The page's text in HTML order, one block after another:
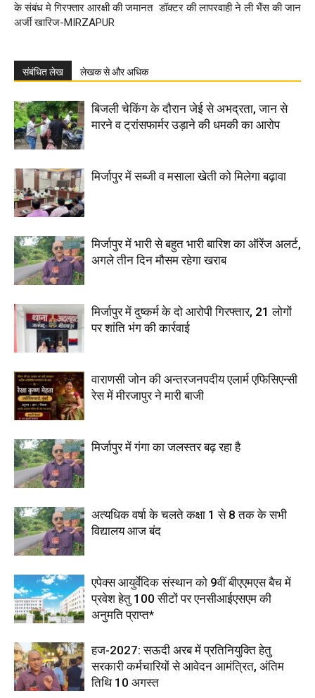
के संबंध मे गिरफ्तार आरक्षी की जमानत
अर्जी खारिज-MIRZAPUR
डॉक्टर की लापरवाही ने ली भैंस की जान
संबंधित लेख लेखक से और अधिक
बिजली चेकिंग के दौरान जेई से अभद्रता, जान से
मारने व ट्रांसफार्मर उड़ाने की धमकी का आरोप
मिर्जापुर में सब्जी व मसाला खेती को मिलेगा बढ़ावा
मिर्जापुर में भारी से बहुत भारी बारिश का ऑरेंज अलर्ट,
अगले तीन दिन मौसम रहेगा खराब
मिर्जापुर में दुष्कर्म के दो आरोपी गिरफ्तार, 21 लोगों
पर शांति भंग की कार्रवाई
वाराणसी जोन की अन्तरजनपदीय एलार्म एफिसिएन्सी
रेस में मीरजापुर ने मारी बाजी
मिर्जापुर में गंगा का जलस्तर बढ़ रहा है
अत्यधिक वर्षा के चलते कक्षा 1 से 8 तक के सभी
विद्यालय आज बंद
एपेक्स आयुर्वेदिक संस्थान को 9वीं बीएएमएस बैच में
प्रवेश हेतु 100 सीटों पर एनसीआईएसएम की
अनुमति प्राप्त*
हज-2027: सऊदी अरब में प्रतिनियुक्ति हेतु
सरकारी कर्मचारियों से आवेदन आमंत्रित, अंतिम
तिथि 10 अगस्त